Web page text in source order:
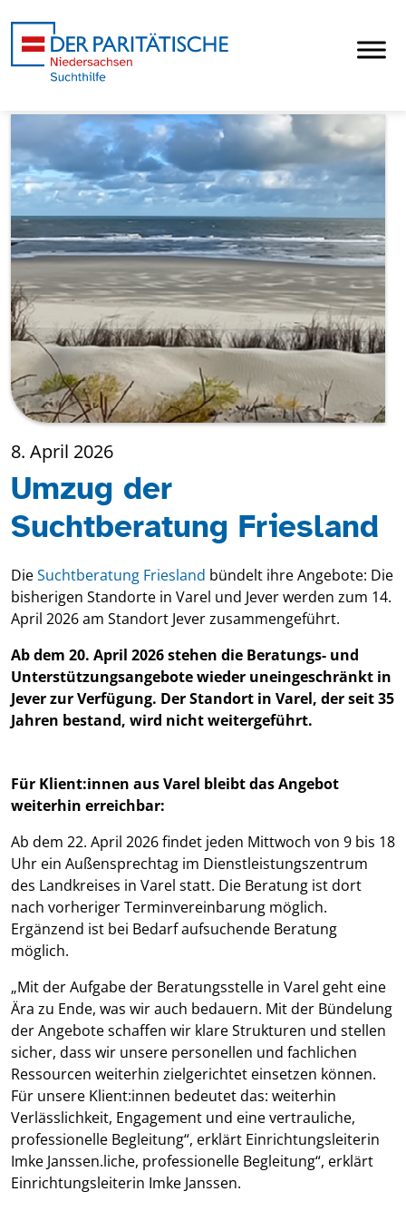
8. April 2026
Umzug der
Suchtberatung Friesland
DieSuchtberatung Friesland bündelt ihre Angebote: Die
bisherigen Standorte in Varel und Jever werden zum 14.
April 2026 am Standort Jever zusammengeführt.
Ab dem 20. April 2026 stehen die Beratungs- und
Unterstützungsangebote wieder uneingeschränkt in
Jever zur Verfügung. Der Standort in Varel, der seit 35
Jahren bestand, wird nicht weitergeführt.
Für Klient:innen aus Varel bleibt das Angebot
weiterhin erreichbar:
Ab dem 22. April 2026 findet jeden Mittwoch von 9 bis 18
Uhr ein Außensprechtag im Dienstleistungszentrum
des Landkreises in Varel statt. Die Beratung ist dort
nach vorheriger Terminvereinbarung möglich.
Ergänzend ist bei Bedarf aufsuchende Beratung
möglich.
„Mit der Aufgabe der Beratungsstelle in Varel geht eine
Ära zu Ende, was wir auch bedauern. Mit der Bündelung
der Angebote schaffen wir klare Strukturen und stellen
sicher, dass wir unsere personellen und fachlichen
Ressourcen weiterhin zielgerichtet einsetzen können.
Für unsere Klient:innen bedeutet das: weiterhin
Verlässlichkeit, Engagement und eine vertrauliche,
professionelle Begleitung“, erklärt Einrichtungsleiterin
Imke Janssen.liche, professionelle Begleitung“, erklärt
Einrichtungsleiterin Imke Janssen.